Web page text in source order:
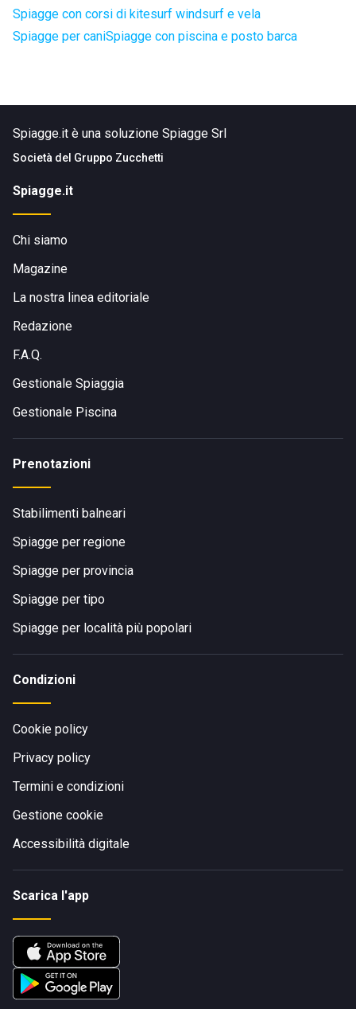
Spiagge con corsi di kitesurf windsurf e vela
Spiagge per caniSpiagge con piscina e posto barca
Spiagge.it è una soluzione Spiagge Srl
Società del Gruppo Zucchetti
Spiagge.it
Chi siamo
Magazine
La nostra linea editoriale
Redazione
F.A.Q.
Gestionale Spiaggia
Gestionale Piscina
Prenotazioni
Stabilimenti balneari
Spiagge per regione
Spiagge per provincia
Spiagge per tipo
Spiagge per località più popolari
Condizioni
Cookie policy
Privacy policy
Termini e condizioni
Gestione cookie
Accessibilità digitale
Scarica l'app